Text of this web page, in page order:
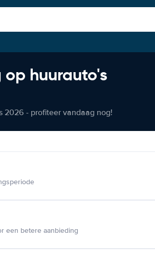
op huurauto's
2026 - profiteer vandaag nog!
een betere aanbieding